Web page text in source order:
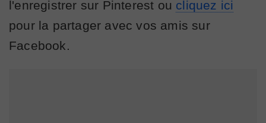
l'enregistrer sur Pinterest ou cliquez ici
pour la partager avec vos amis sur
Facebook.